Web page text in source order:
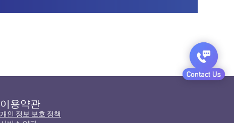
이용약관
개인 정보 보호 정책